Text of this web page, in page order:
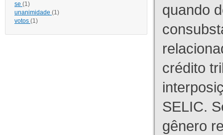
se (1)
unanimidade (1)
votos (1)
quando
crédito
SELIC.
gênero